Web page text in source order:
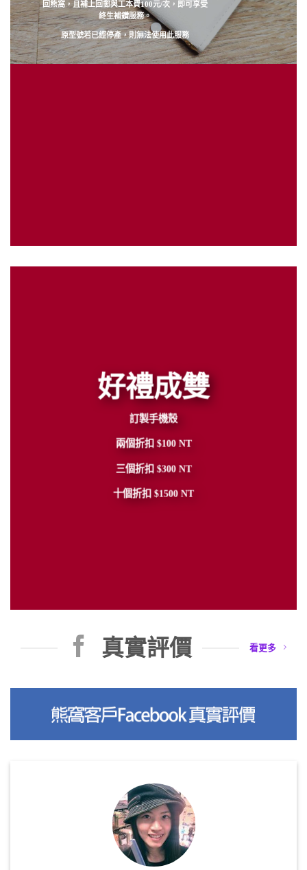
回熊窩，且補上回郵與工本費100元/次，即可享受
終生補鑽服務。
原型號若已經停產，則無法使用此服務
好禮成雙
訂製手機殼
兩個折扣 $100 NT
三個折扣 $300 NT
十個折扣 $1500 NT
真實評價 看更多